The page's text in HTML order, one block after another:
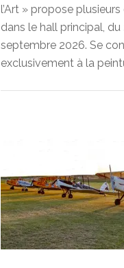
l’Art » propose
dans le hall principal, du
septembre 2026. Se
exclusivement à la